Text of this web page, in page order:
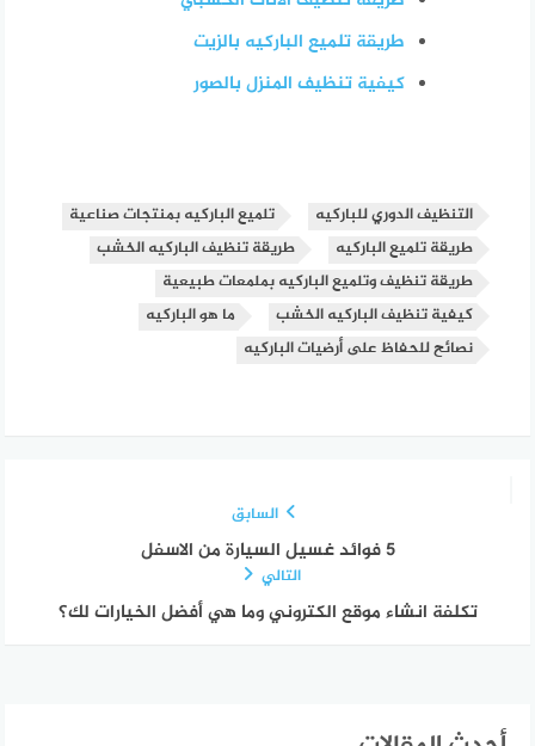
طريقة تلميع الباركيه بالزيت
كيفية تنظيف المنزل بالصور
التنظيف الدوري للباركيه
تلميع الباركيه بمنتجات صناعية
طريقة تلميع الباركيه
طريقة تنظيف الباركيه الخشب
طريقة تنظيف وتلميع الباركيه بملمعات طبيعية
كيفية تنظيف الباركيه الخشب
ما هو الباركيه
نصائح للحفاظ على أرضيات الباركيه
السابق
5 فوائد غسيل السيارة من الاسفل
التالي
تكلفة انشاء موقع الكتروني وما هي أفضل الخيارات لك؟